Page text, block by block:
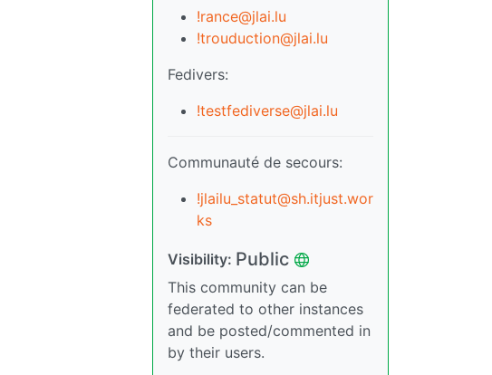
!rance@jlai.lu
!trouduction@jlai.lu
Fedivers:
!testfediverse@jlai.lu
Communauté de secours:
!jlailu_statut@sh.itjust.wor
ks
Visibility: Public
This community can be
federated to other instances
and be posted/commented in
by their users.